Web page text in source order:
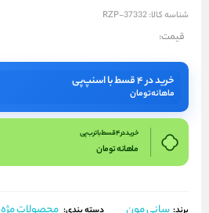
شناسه کالا:RZP-37332
قیمت:
خرید در ۴ قسط با اسنپ‌پی
ماهانهتومان
خرید در 4 قسط با ترب پی
ماهانهتومان